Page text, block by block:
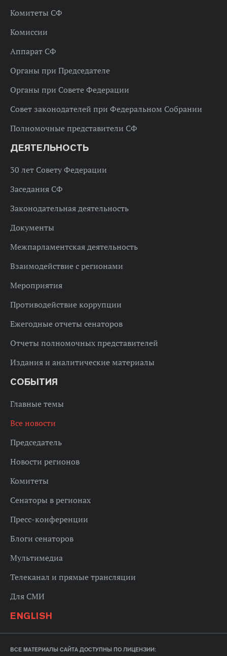
Комитеты СФ
Комиссии
Аппарат СФ
Органы при Председателе
Органы при Совете Федерации
Совет законодателей при Федеральном Собрании
Полномочные представители СФ
ДЕЯТЕЛЬНОСТЬ
30 лет Совету Федерации
Заседания СФ
Законодательная деятельность
Документы
Межпарламентская деятельность
Взаимодействие с регионами
Мероприятия
Противодействие коррупции
Ежегодные отчеты сенаторов
Отчеты полномочных представителей
Издания и аналитические материалы
СОБЫТИЯ
Главные темы
Все новости
Председатель
Новости регионов
Комитеты
Сенаторы в регионах
Пресс-конференции
Блоги сенаторов
Мультимедиа
Телеканал и прямые трансляции
Для СМИ
ENGLISH
ВСЕ МАТЕРИАЛЫ САЙТА ДОСТУПНЫ ПО ЛИЦЕНЗИИ: